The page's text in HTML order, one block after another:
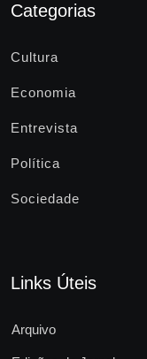
Categorias
Cultura
Economia
Entrevista
Política
Sociedade
Links Úteis
Arquivo